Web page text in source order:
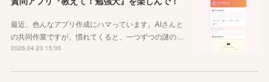
最近、色んなアプリ作成にハマっています。AIさんと
の共同作業ですが、慣れてくると、一つずつの謎の…
2026.04.23 15:05